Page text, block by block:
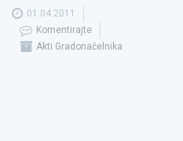
01.04.2011
Komentirajte
Akti Gradonačelnika